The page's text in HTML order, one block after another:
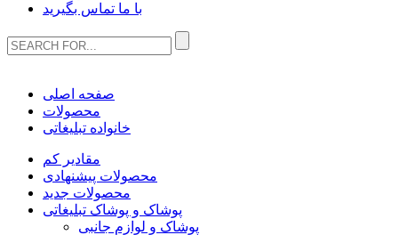
با ما تماس بگیرید
صفحه اصلی
محصولات
خانواده تبلیغاتی
مقادیر کم
محصولات پیشنهادی
محصولات جدید
پوشاک و پوشاک تبلیغاتی
پوشاک و لوازم جانبی